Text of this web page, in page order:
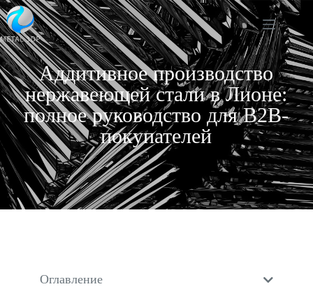
Аддитивное производство
нержавеющей стали в Лионе:
полное руководство для B2B-
покупателей
Оглавление